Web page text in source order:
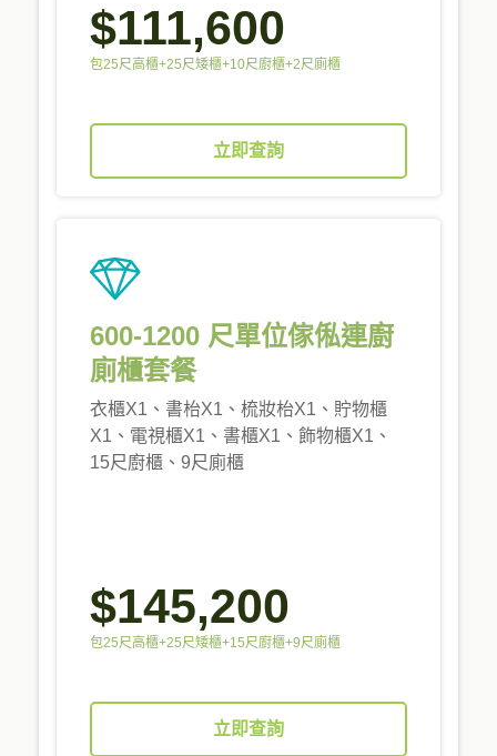
$111,600
包25尺高櫃+25尺矮櫃+10尺廚櫃+2尺廁櫃
立即查詢
600-1200 尺單位傢俬連廚
廁櫃套餐
衣櫃X1、書枱X1、梳妝枱X1、貯物櫃
X1、電視櫃X1、書櫃X1、飾物櫃X1、
15尺廚櫃、9尺廁櫃
$145,200
包25尺高櫃+25尺矮櫃+15尺廚櫃+9尺廁櫃
立即查詢